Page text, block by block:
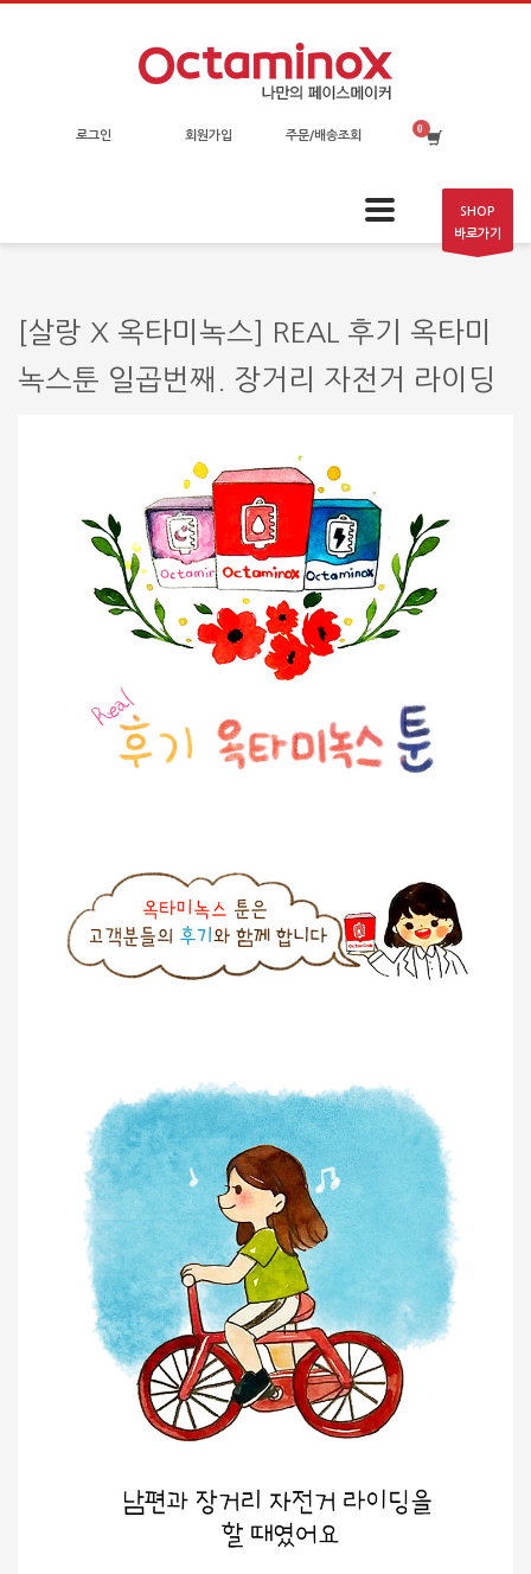
로그인 회원가입 주문/배송조회
SHOP
바로가기
[살랑 X 옥타미녹스] REAL 후기 옥타미
녹스툰 일곱번째. 장거리 자전거 라이딩